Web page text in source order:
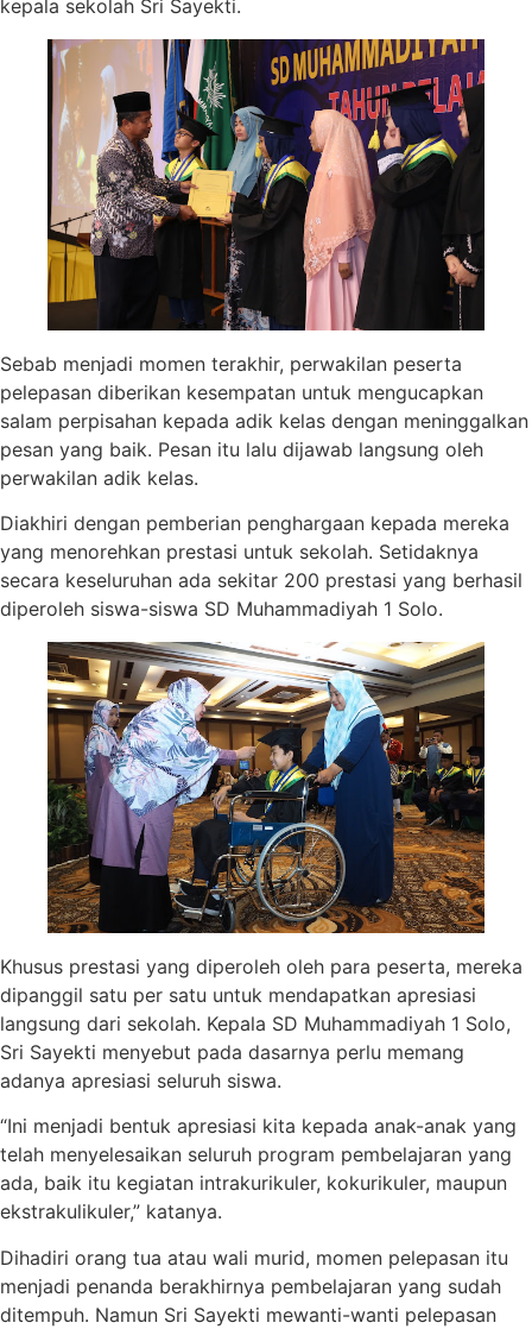
kepala sekolah Sri Sayekti.
Sebab menjadi momen terakhir, perwakilan peserta
pelepasan diberikan kesempatan untuk mengucapkan
salam perpisahan kepada adik kelas dengan meninggalkan
pesan yang baik. Pesan itu lalu dijawab langsung oleh
perwakilan adik kelas.
Diakhiri dengan pemberian penghargaan kepada mereka
yang menorehkan prestasi untuk sekolah. Setidaknya
secara keseluruhan ada sekitar 200 prestasi yang berhasil
diperoleh siswa-siswa SD Muhammadiyah 1 Solo.
Khusus prestasi yang diperoleh oleh para peserta, mereka
dipanggil satu per satu untuk mendapatkan apresiasi
langsung dari sekolah. Kepala SD Muhammadiyah 1 Solo,
Sri Sayekti menyebut pada dasarnya perlu memang
adanya apresiasi seluruh siswa.
“Ini menjadi bentuk apresiasi kita kepada anak-anak yang
telah menyelesaikan seluruh program pembelajaran yang
ada, baik itu kegiatan intrakurikuler, kokurikuler, maupun
ekstrakulikuler,” katanya.
Dihadiri orang tua atau wali murid, momen pelepasan itu
menjadi penanda berakhirnya pembelajaran yang sudah
ditempuh. Namun Sri Sayekti mewanti-wanti pelepasan